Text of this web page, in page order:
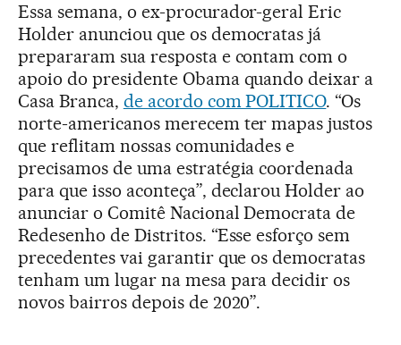
Essa semana, o ex-procurador-geral Eric
Holder anunciou que os democratas já
prepararam sua resposta e contam com o
apoio do presidente Obama quando deixar a
Casa Branca, de acordo com POLITICO. “Os
norte-americanos merecem ter mapas justos
que reflitam nossas comunidades e
precisamos de uma estratégia coordenada
para que isso aconteça”, declarou Holder ao
anunciar o Comitê Nacional Democrata de
Redesenho de Distritos. “Esse esforço sem
precedentes vai garantir que os democratas
tenham um lugar na mesa para decidir os
novos bairros depois de 2020”.